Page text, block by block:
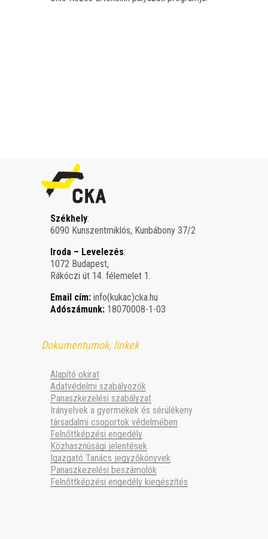
Székhely:
6090 Kunszentmiklós, Kunbábony 37/2
Iroda – Levelezés:
1072 Budapest,
Rákóczi út 14. félemelet 1.
Email cím: info(kukac)cka.hu
Adószámunk: 18070008-1-03
Dokumentumok, linkek
Alapító okirat
Adatvédelmi szabályozók
Panaszkezelési szabályzat
Irányelvek a gyermekek és sérülékeny
társadalmi csoportok védelmében
Felnőttképzési engedély
Közhasznúsági jelentések
Igazgató Tanács jegyzőkönyvek
Panaszkezelési beszámolók
Felnőttképzési engedély kiegészítés